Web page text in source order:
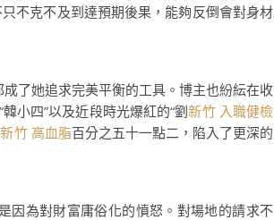
不克不及到達預期後果，能夠反倒會對身材
了她追求完美平衡的工具。博主也紛紜在收
韓小四”以及近段時光爆紅的“劉新竹 入職健檢
新竹 高血脂百分之五十一點二，陷入了更深的
因為對財富庸俗化的憤怒。對場地的請求不